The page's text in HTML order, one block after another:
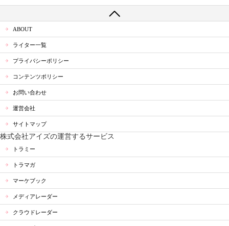
ABOUT
ライター一覧
プライバシーポリシー
コンテンツポリシー
お問い合わせ
運営会社
サイトマップ
株式会社アイズの運営するサービス
トラミー
トラマガ
マーケブック
メディアレーダー
クラウドレーダー